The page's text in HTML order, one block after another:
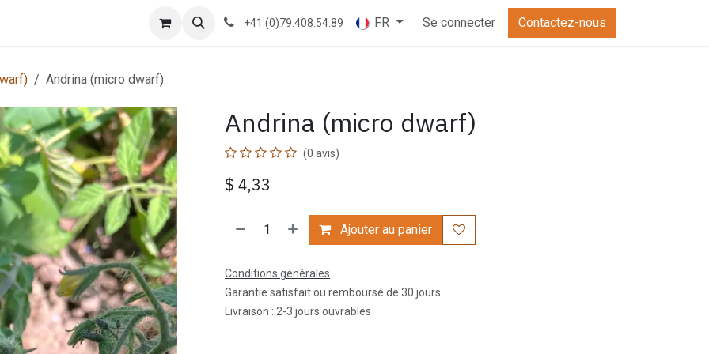
Contactez-nous Cours
+41 (0)79.408.54.89 FR Se connecter Contactez-nous
Andrina (micro dwarf)
Andrina (micro dwarf)
(0 avis)
$ 4,33
Ajouter au panier
Conditions générales
Garantie satisfait ou remboursé de 30 jours
Livraison : 2-3 jours ouvrables